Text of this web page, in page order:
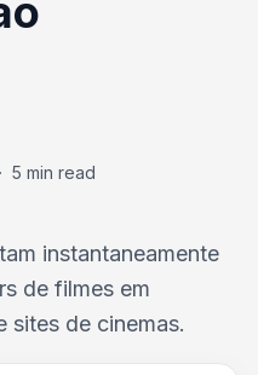
· 5 min read
instantaneamente
de filmes em
sites de cinemas.